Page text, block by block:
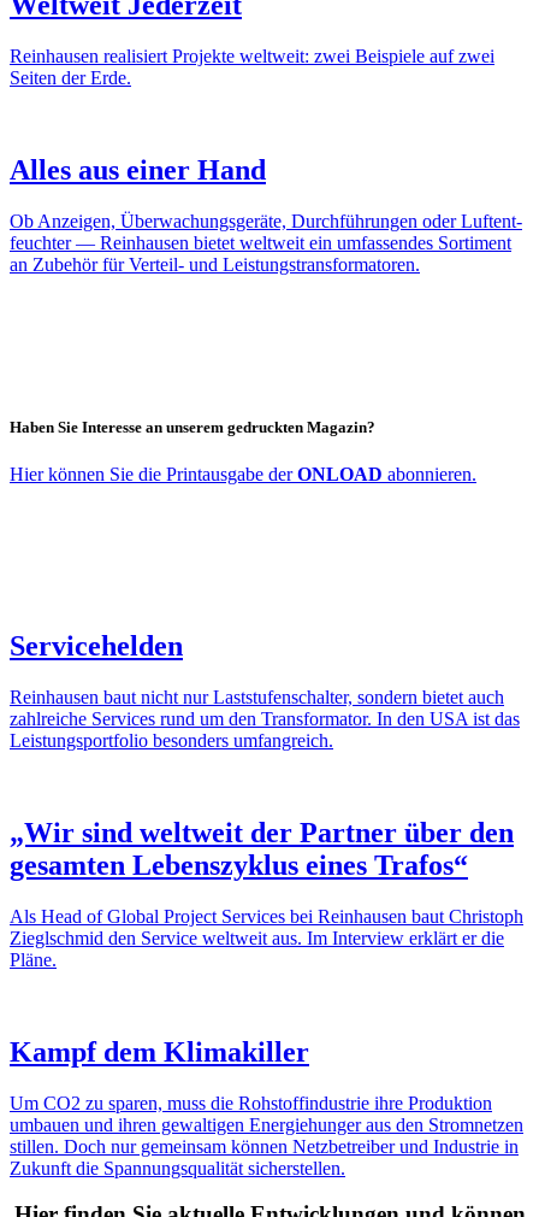
Rein­hausen reali­siert Projekte welt­weit: zwei Beispiele auf zwei
Seiten der Erde.
Alles aus einer Hand
Ob Anzeigen, Über­wa­chungs­ge­räte, Durch­füh­rungen oder Luft­ent­
feuchter — Rein­hausen bietet welt­weit ein umfas­sendes Sorti­ment
an Zubehör für Verteil- und Leis­tungs­trans­for­ma­toren.
Haben Sie Inter­esse an unserem gedruckten Magazin?
Hier können Sie die Print­aus­gabe derONLOAD abon­nieren.
Service­helden
Rein­hausen baut nicht nur Last­stu­fen­schalter, sondern bietet auch
zahl­reiche Services rund um den Trans­for­mator. In den USA ist das
Leis­tungs­port­folio beson­ders umfang­reich.
„Wir sind welt­weit der Partner über den
gesamten Lebens­zy­klus eines Trafos“
Als Head of Global Project Services bei Rein­hausen baut Chris­toph
Ziegl­schmid den Service welt­weit aus. Im Inter­view erklärt er die
Pläne.
Kampf dem Klima­killer
Um CO2 zu sparen, muss die Rohstoff­in­dus­trie ihre Produk­tion
umbauen und ihren gewal­tigen Ener­gie­hunger aus den Strom­netzen
stillen. Doch nur gemeinsam können Netz­be­treiber und Indus­trie in
Zukunft die Span­nungs­qua­lität sicher­stellen.